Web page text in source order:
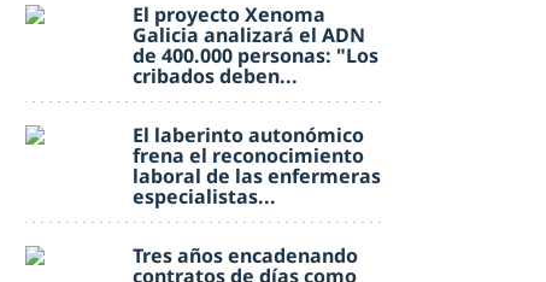
El proyecto Xenoma
Galicia analizará el ADN
de 400.000 personas: "Los
cribados deben...
El laberinto autonómico
frena el reconocimiento
laboral de las enfermeras
especialistas...
Tres años encadenando
contratos de días como